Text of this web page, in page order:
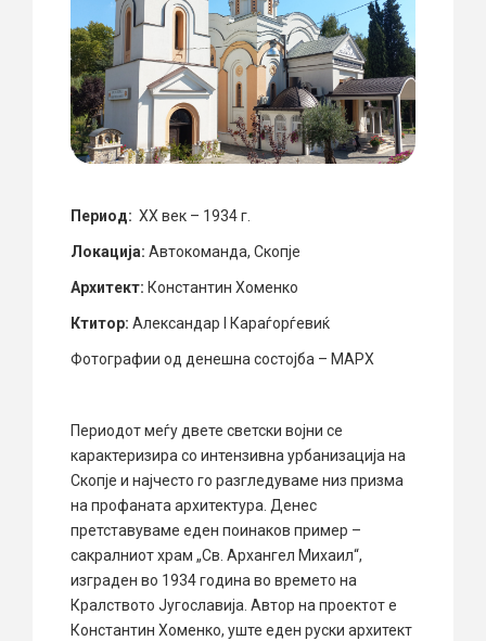
Период: XX век – 1934 г.
Локација: Автокоманда, Скопје
Архитект: Константин Хоменко
Ктитор: Александар I Караѓорѓевиќ
Фотографии од денешна состојба – МАРХ
Периодот меѓу двете светски војни се
карактеризира со интензивна урбанизација на
Скопје и најчесто го разгледуваме низ призма
на профаната архитектура. Денес
претставуваме еден поинаков пример –
сакралниот храм „Св. Архангел Михаил“,
изграден во 1934 година во времето на
Кралството Југославија. Автор на проектот е
Константин Хоменко, уште еден руски архитект